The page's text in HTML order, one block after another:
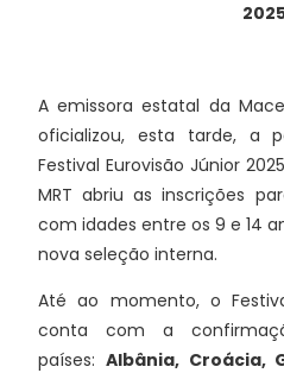
A emissora estatal da
oficializou, esta tarde, a
Festival Eurovisão Júnior
MRT abriu as inscrições
com idades entre os 9 e 14
nova seleção interna.
Até ao momento, o
conta com a
países: Albânia, Croácia,